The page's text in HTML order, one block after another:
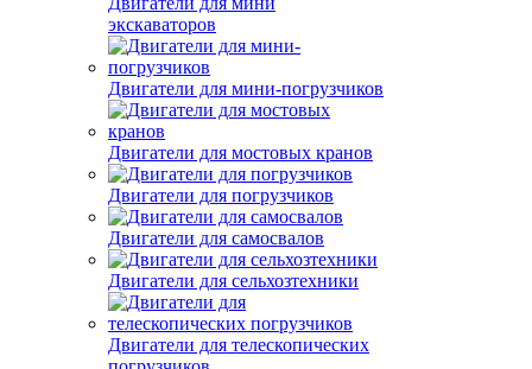
экскаваторов
Двигатели для мини-погрузчиков
Двигатели для мостовых кранов
Двигатели для погрузчиков
Двигатели для самосвалов
Двигатели для сельхозтехники
Двигатели для телескопических